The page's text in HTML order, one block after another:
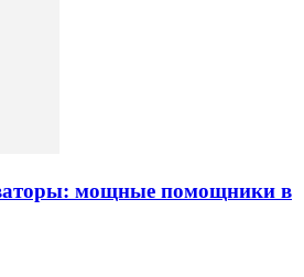
мощные помощники в